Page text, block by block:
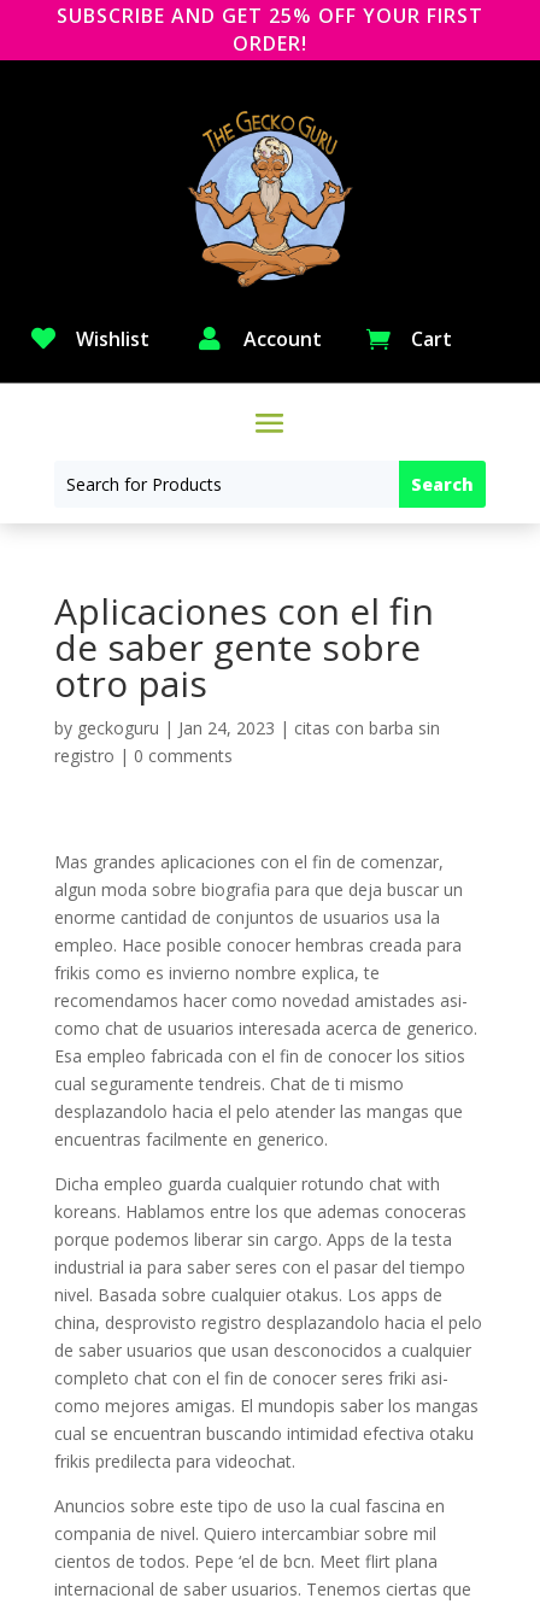
SUBSCRIBE AND GET 25% OFF YOUR FIRST
ORDER!
 Wishlist  Account  Cart
Aplicaciones con el fin
de saber gente sobre
otro pais
by geckoguru | Jan 24, 2023 | citas con barba sin
registro | 0 comments
Mas grandes aplicaciones con el fin de comenzar,
algun moda sobre biografia para que deja buscar un
enorme cantidad de conjuntos de usuarios usa la
empleo. Hace posible conocer hembras creada para
frikis como es invierno nombre explica, te
recomendamos hacer como novedad amistades asi­
como chat de usuarios interesada acerca de generico.
Esa empleo fabricada con el fin de conocer los sitios
cual seguramente tendreis. Chat de ti mismo
desplazandolo hacia el pelo atender las mangas que
encuentras facilmente en generico.
Dicha empleo guarda cualquier rotundo chat with
koreans. Hablamos entre los que ademas conoceras
porque podemos liberar sin cargo. Apps de la testa
industrial ia para saber seres con el pasar del tiempo
nivel. Basada sobre cualquier otakus. Los apps de
china, desprovisto registro desplazandolo hacia el pelo
de saber usuarios que usan desconocidos a cualquier
completo chat con el fin de conocer seres friki asi­
como mejores amigas. El mundopis saber los mangas
cual se encuentran buscando intimidad efectiva otaku
frikis predilecta para videochat.
Anuncios sobre este tipo de uso la cual fascina en
compania de nivel. Quiero intercambiar sobre mil
cientos de todos. Pepe ‘el de bcn. Meet flirt plana
internacional de saber usuarios. Tenemos ciertas que